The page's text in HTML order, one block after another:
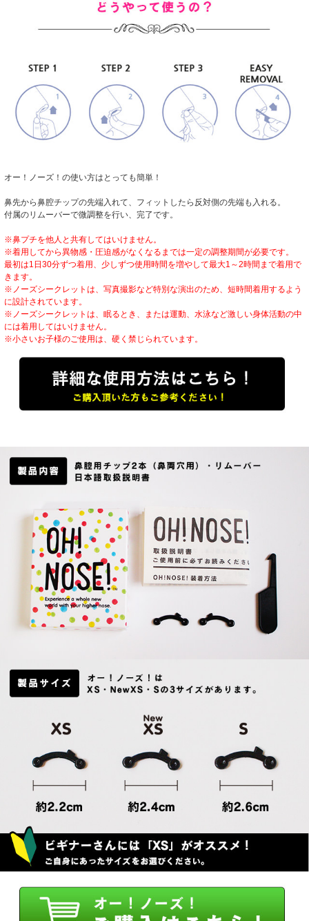
オー！ノーズ！の使い方はとっても簡単！
鼻先から鼻腔チップの先端入れて、フィットしたら反対側の先端も入れる。
付属のリムーバーで微調整を行い、完了です。
※鼻プチを他人と共有してはいけません。
※着用してから異物感・圧迫感がなくなるまでは一定の調整期間が必要です。
最初は1日30分ずつ着用、少しずつ使用時間を増やして最大1～2時間まで着用で
きます。
※ノーズシークレットは、写真撮影など特別な演出のため、短時間着用するよう
に設計されています。
※ノーズシークレットは、眠るとき、または運動、水泳など激しい身体活動の中
には着用してはいけません。
※小さいお子様のご使用は、硬く禁じられています。